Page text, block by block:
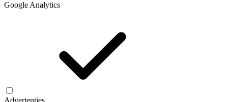
Google Analytics